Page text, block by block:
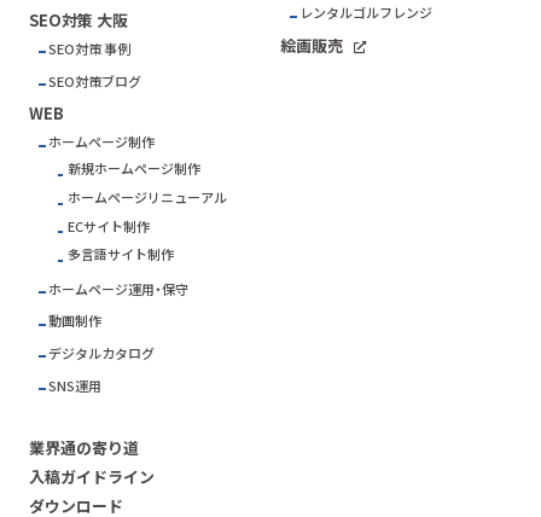
SEO対策 大阪
SEO対策 事例
SEO対策ブログ
WEB
ホームページ制作
新規ホームページ制作
ホームページリニューアル
ECサイト制作
多言語サイト制作
ホームページ運用・保守
動画制作
デジタルカタログ
SNS運用
レンタルゴルフレンジ
絵画販売
業界通の寄り道
入稿ガイドライン
ダウンロード